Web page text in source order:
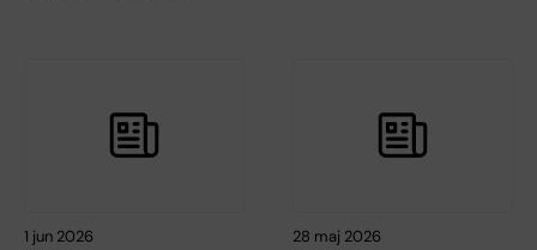
1 jun 2026 28 maj 2026